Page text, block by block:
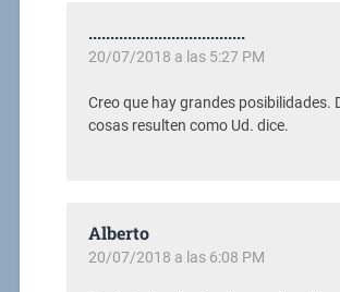
....................................
20/07/2018 a las 5:27 PM
Creo que hay grandes posibilidades.
cosas resulten como Ud. dice.
Alberto
20/07/2018 a las 6:08 PM